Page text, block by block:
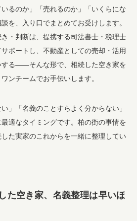
るのか」「売れるのか」「いくらにな
を、入り口でまとめてお受けします。
・判断は、提携する司法書士・税理士
ポートし、不動産としての売却・活用
する——そんな形で、相続した空き家を
ンチームでお手伝いします。
」「名義のことすらよく分からない」
適なタイミングです。柏の街の事情を
た実家のこれからを一緒に整理してい
た空き家、名義整理は早いほ